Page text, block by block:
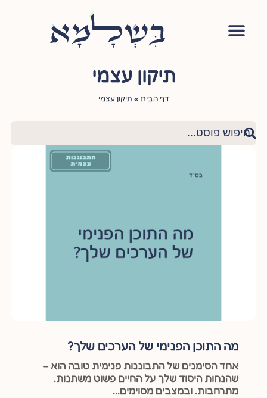
תיקון עצמי
דף הבית » תיקון עצמי
מה התוכן הפנימי של הערכים שלך?
אחד הסימנים של התבוננות פנימית טובה הוא –
שהנחות היסוד שלך על החיים פשוט משתנות.
מתרחבות. ובמצבים מסוימים...